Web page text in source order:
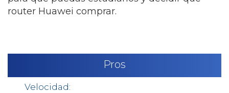
router Huawei comprar.
Pros
Velocidad: